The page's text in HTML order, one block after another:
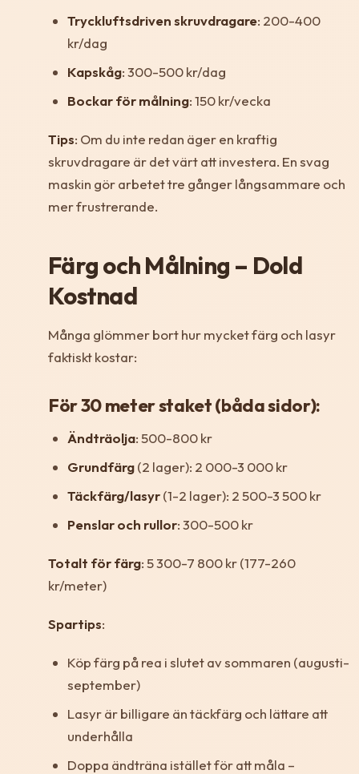
Tryckluftsdriven skruvdragare: 200-400
kr/dag
Kapskåg: 300-500 kr/dag
Bockar för målning: 150 kr/vecka
Tips: Om du inte redan äger en kraftig
skruvdragare är det värt att investera. En svag
maskin gör arbetet tre gånger långsammare och
mer frustrerande.
Färg och Målning – Dold
Kostnad
Många glömmer bort hur mycket färg och lasyr
faktiskt kostar:
För 30 meter staket (båda sidor):
Ändträolja: 500-800 kr
Grundfärg(2 lager): 2 000-3 000 kr
Täckfärg/lasyr(1-2 lager): 2 500-3 500 kr
Penslar och rullor: 300-500 kr
Totalt för färg: 5 300-7 800 kr (177-260
kr/meter)
Spartips:
Köp färg på rea i slutet av sommaren (augusti-
september)
Lasyr är billigare än täckfärg och lättare att
underhålla
Doppa ändträna istället för att måla –